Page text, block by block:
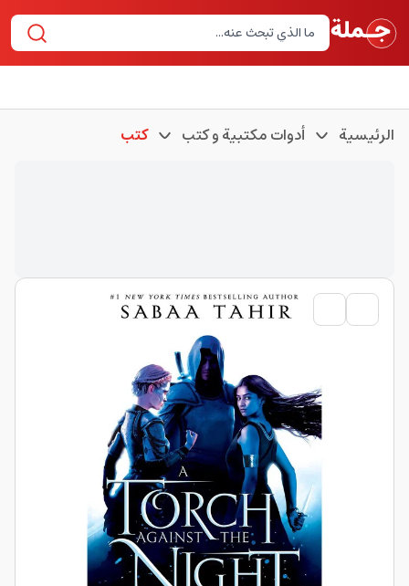
الرئيسية أدوات مكتبية و كتب كتب